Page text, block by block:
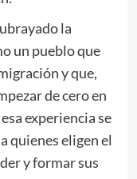
la
un pueblo que
y que,
de cero en
experiencia se
quienes eligen el
y formar sus